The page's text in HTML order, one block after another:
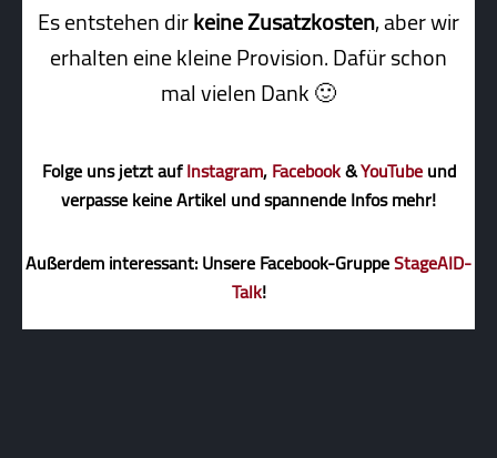
Es entstehen dirkeine Zusatzkosten, aber wir
erhalten eine kleine Pro­vi­sion. Dafür schon
mal vielen Dank 🙂
Folge uns jetzt aufInstagram,Facebook&YouTubeund
verpasse keine Artikel und spannende Infos mehr!
Außerdem interessant: Unsere Facebook-GruppeStageAID-
Talk!